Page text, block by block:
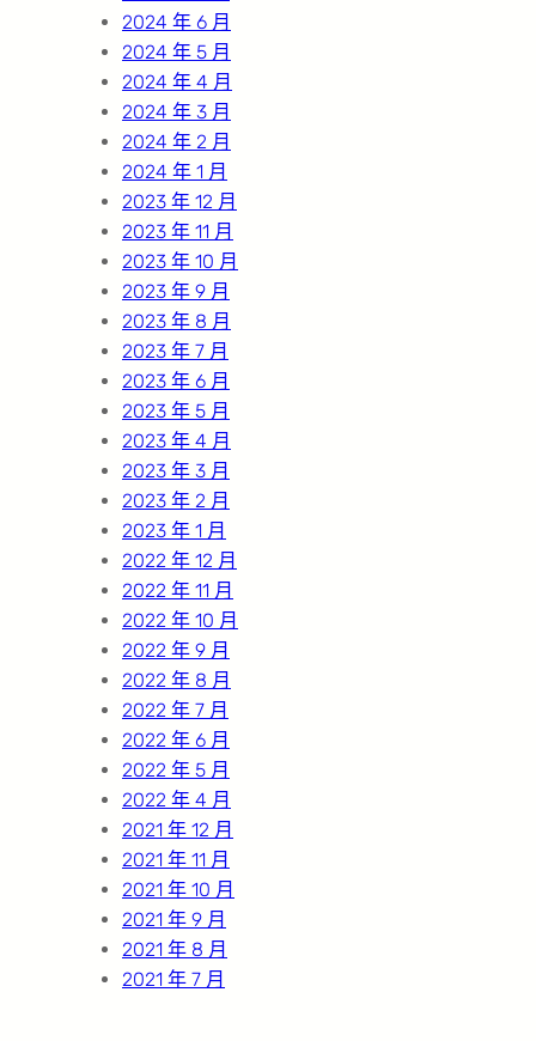
2024 年 6 月
2024 年 5 月
2024 年 4 月
2024 年 3 月
2024 年 2 月
2024 年 1 月
2023 年 12 月
2023 年 11 月
2023 年 10 月
2023 年 9 月
2023 年 8 月
2023 年 7 月
2023 年 6 月
2023 年 5 月
2023 年 4 月
2023 年 3 月
2023 年 2 月
2023 年 1 月
2022 年 12 月
2022 年 11 月
2022 年 10 月
2022 年 9 月
2022 年 8 月
2022 年 7 月
2022 年 6 月
2022 年 5 月
2022 年 4 月
2021 年 12 月
2021 年 11 月
2021 年 10 月
2021 年 9 月
2021 年 8 月
2021 年 7 月